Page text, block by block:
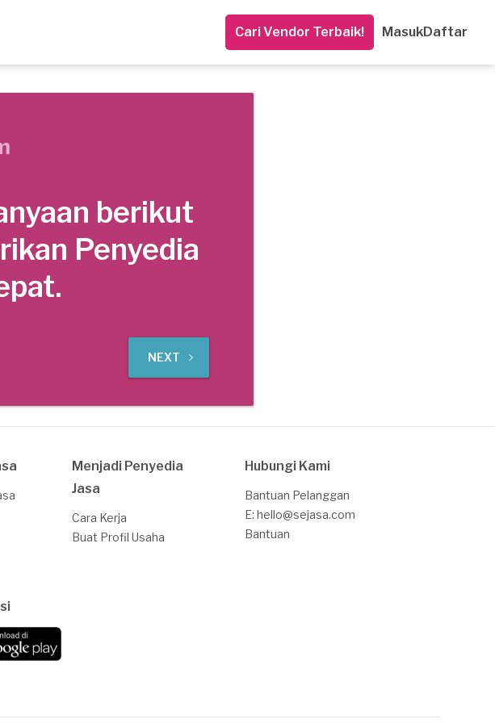
Cari Vendor Terbaik! MasukDaftar
berikut
Penyedia
NEXT
Menjadi Penyedia
Jasa
Cara Kerja
Buat Profil Usaha
Hubungi Kami
Bantuan Pelanggan
E: hello@sejasa.com
Bantuan